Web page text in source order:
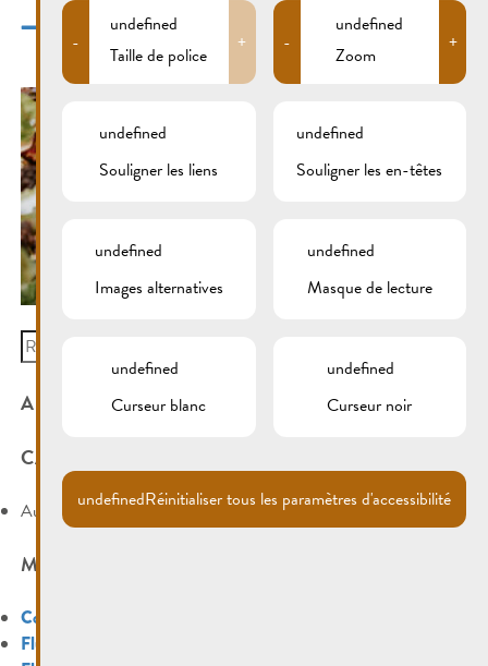
Search
for:
ARCHIVES
CATÉGORIES
Aucune catégorie
MÉTA
Connexion
Flux des publications
-
undefined
Taille de police
+ -
undefined
Zoom
+
undefined
Souligner les liens
undefined
Souligner les en-têtes
undefined
Images alternatives
undefined
Masque de lecture
undefined
Curseur blanc
undefined
Curseur noir
undefinedRéinitialiser tous les paramètres d'accessibilité